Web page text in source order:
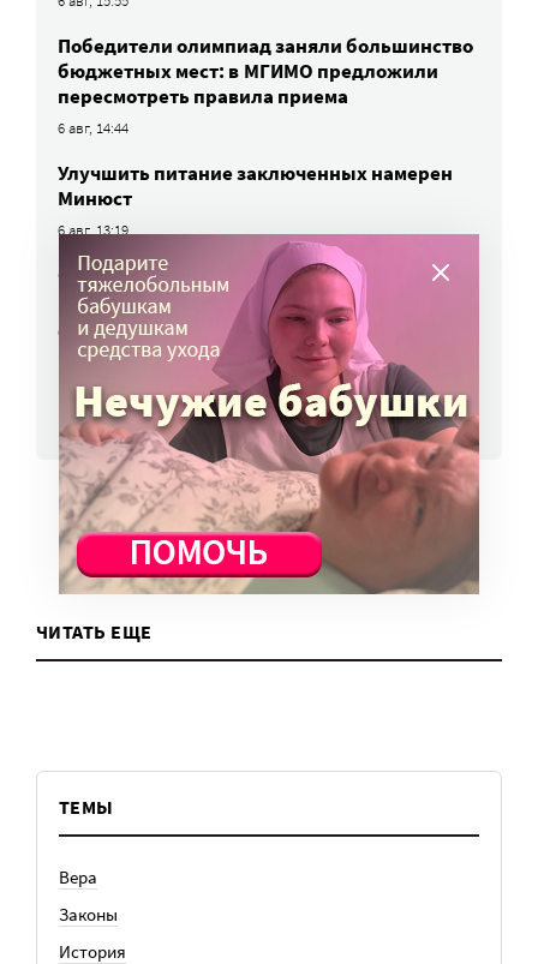
Победители олимпиад заняли большинство
бюджетных мест: в МГИМО предложили
пересмотреть правила приема
6 авг, 14:44
Улучшить питание заключенных намерен
Минюст
6 авг, 13:19
Обязать самозанятых платить пенсионные
взносы предлагают профсоюзы
6 авг, 10:51
ВСЕ НОВОСТИ
ЧИТАТЬ ЕЩЕ
ТЕМЫ
Вера
Законы
История